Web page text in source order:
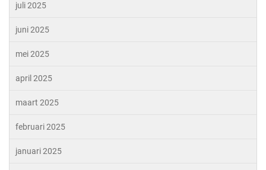
juli 2025
juni 2025
mei 2025
april 2025
maart 2025
februari 2025
januari 2025